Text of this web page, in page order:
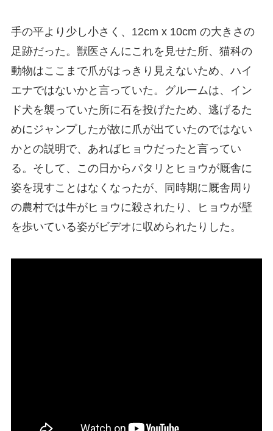
手の平より少し小さく、12cm x 10cm の大きさの
足跡だった。獣医さんにこれを見せた所、猫科の
動物はここまで爪がはっきり見えないため、ハイ
エナではないかと言っていた。グルームは、イン
ド犬を襲っていた所に石を投げたため、逃げるた
めにジャンプしたが故に爪が出ていたのではない
かとの説明で、あればヒョウだったと言ってい
る。そして、この日からパタリとヒョウが厩舎に
姿を現すことはなくなったが、同時期に厩舎周り
の農村では牛がヒョウに殺されたり、ヒョウが壁
を歩いている姿がビデオに収められたりした。